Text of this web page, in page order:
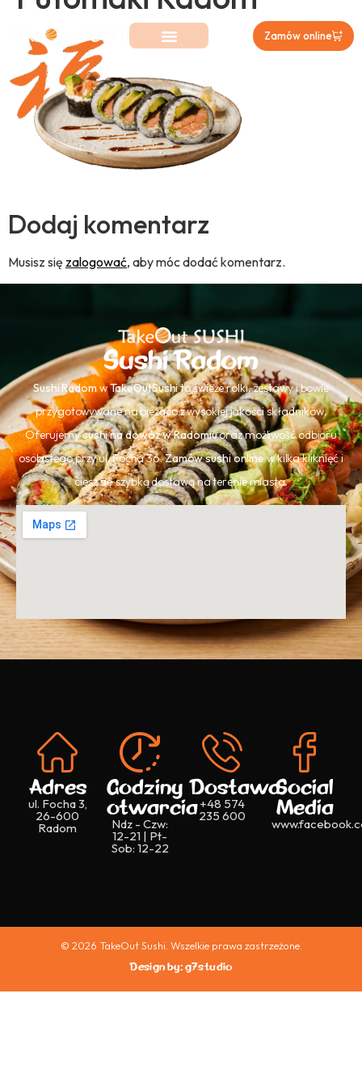
Zamów online
Dodaj komentarz
Musisz się zalogować, aby móc dodać komentarz.
Sushi Radom
Sushi RadomwTakeOutSushito świeże rolki, zestawy i bowle
przygotowywane na bieżąco z wysokiej jakości składników.
Oferujemysushi na dowóz w Radomiuoraz możliwość odbioru
osobistego przy ul. Focha 36.Zamów sushi onlinew kilka kliknięć i
ciesz się szybką dostawą na terenie miasta.
Adres
ul. Focha 3,
26-600
Radom
Godziny
otwarcia
Ndz - Czw:
12-21 | Pt-
Sob: 12-22
Dostawa
+48 574
235 600
Social
Media
© 2026 TakeOut Sushi. Wszelkie prawa zastrzeżone.
Design by: g7studio